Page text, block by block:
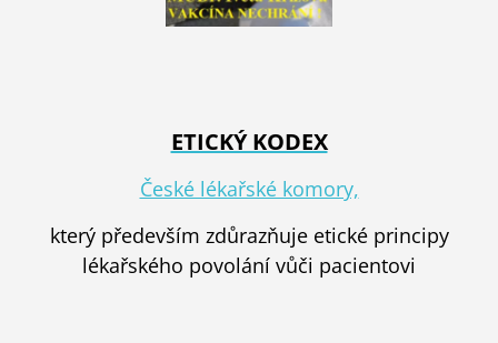
ETICKÝ KODEX
České lékařské komory,
který především zdůrazňuje etické principy
lékařského povolání vůči pacientovi